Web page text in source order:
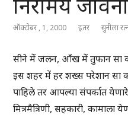
ऑक्टोबर , 1, 2000 इतर सुनीला
सीने में जलन, आँख में तुफान सा
इस शहर में हर शख्स परेशान
पाहिले तर आपल्या संपर्कात
मित्रमैत्रिणी, सहकारी, कामाला